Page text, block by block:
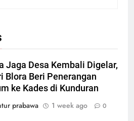
Jaga Desa Kembali Digelar,
Blora Beri Penerangan
ke Kades di Kunduran
prabawa
1 week ago 0
Pasar Ngawen Blora
Kontraktor Kena Denda
Rp 30 Juta per Hari
Blora Tetapkan 1